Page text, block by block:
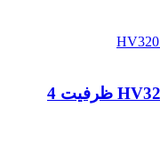
هارد اکسترنال ای دیتا مدل HV320 ظرفیت 4